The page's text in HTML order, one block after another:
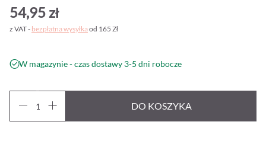
54,95 zł
z VAT - bezpłatna wysyłkaod 165 Zł
W magazynie - czas dostawy 3-5 dni robocze
DO KOSZYKA